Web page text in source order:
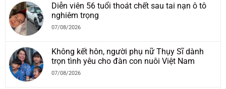
Diễn viên 56 tuổi thoát chết sau tai nạn ô tô
nghiêm trọng
07/08/2026
Không kết hôn, người phụ nữ Thụy Sĩ dành
trọn tình yêu cho đàn con nuôi Việt Nam
07/08/2026